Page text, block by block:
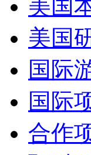
美国
美国
国际
国际
合作